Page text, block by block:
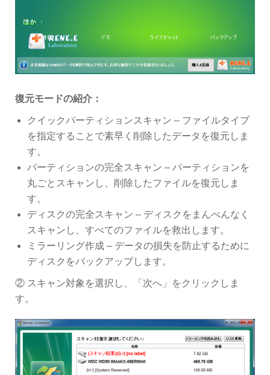
復元モードの紹介：
クイックパーティションスキャン – ファイルタイプ
を指定することで素早く削除したデータを復元しま
す。
パーティションの完全スキャン – パーティションを
丸ごとスキャンし、削除したファイルを復元しま
す。
ディスクの完全スキャン – ディスクをまんべんなく
スキャンし、すべてのファイルを救出します。
ミラーリング作成 – データの損失を防止するために
ディスクをバックアップします。
② スキャン対象を選択し、「次へ」をクリックしま
す。